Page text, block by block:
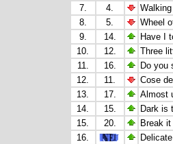
7.
4.
8.
5.
Wheel
9.
14.
Have I
10.
12.
Three
11.
16.
Do you
12.
11.
Cose
13.
17.
Almost
14.
15.
Dark is
15.
20.
Break
16.